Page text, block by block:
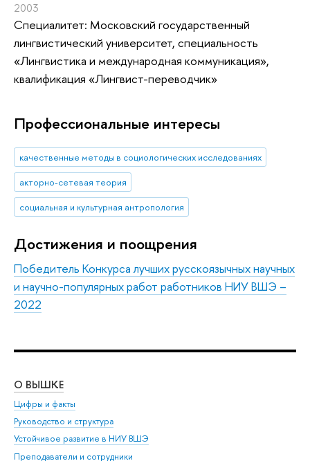
2003
Специалитет: Московский государственный
лингвистический университет, специальность
«Лингвистика и международная коммуникация»,
квалификация «Лингвист-переводчик»
Профессиональные интересы
качественные методы в социологических исследованиях
акторно-сетевая теория
социальная и культурная антропология
Достижения и поощрения
Победитель Конкурса лучших русскоязычных научных
и научно-популярных работ работников НИУ ВШЭ –
2022
О ВЫШКЕ
Цифры и факты
Руководство и структура
Устойчивое развитие в НИУ ВШЭ
Преподаватели и сотрудники